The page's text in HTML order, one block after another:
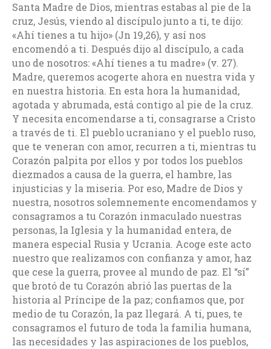
Santa Madre de Dios, mientras estabas al pie de la
cruz, Jesús, viendo al discípulo junto a ti, te dijo:
«Ahí tienes a tu hijo» (Jn 19,26), y así nos
encomendó a ti. Después dijo al discípulo, a cada
uno de nosotros: «Ahí tienes a tu madre» (v. 27).
Madre, queremos acogerte ahora en nuestra vida y
en nuestra historia. En esta hora la humanidad,
agotada y abrumada, está contigo al pie de la cruz.
Y necesita encomendarse a ti, consagrarse a Cristo
a través de ti. El pueblo ucraniano y el pueblo ruso,
que te veneran con amor, recurren a ti, mientras tu
Corazón palpita por ellos y por todos los pueblos
diezmados a causa de la guerra, el hambre, las
injusticias y la miseria. Por eso, Madre de Dios y
nuestra, nosotros solemnemente encomendamos y
consagramos a tu Corazón inmaculado nuestras
personas, la Iglesia y la humanidad entera, de
manera especial Rusia y Ucrania. Acoge este acto
nuestro que realizamos con confianza y amor, haz
que cese la guerra, provee al mundo de paz. El “sí”
que brotó de tu Corazón abrió las puertas de la
historia al Príncipe de la paz; confiamos que, por
medio de tu Corazón, la paz llegará. A ti, pues, te
consagramos el futuro de toda la familia humana,
las necesidades y las aspiraciones de los pueblos,